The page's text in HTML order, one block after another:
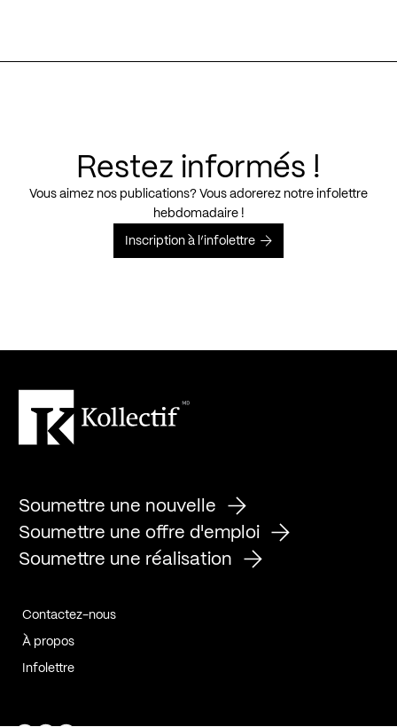
Restez informés !
Vous aimez nos publications? Vous adorerez notre infolettre
hebdomadaire !
Inscription à l’infolettre
Soumettre une nouvelle
Soumettre une offre d'emploi
Soumettre une réalisation
Contactez-nous
À propos
Infolettre